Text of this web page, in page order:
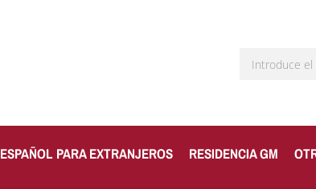
ESPAÑOL PARA EXTRANJEROS RESIDENCIA GM